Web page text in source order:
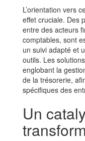
L’orientation vers
effet cruciale. Des
entre des acteurs
comptables, sont
un suivi adapté et
outils. Les
englobant la
de la trésorerie,
spécifiques des
Un